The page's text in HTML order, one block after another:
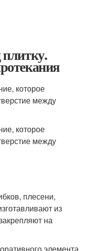
которое
между
которое
между
плесени,
из
на